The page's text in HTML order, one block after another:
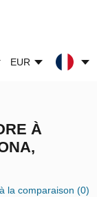
EUR
À
la comparaison (0)